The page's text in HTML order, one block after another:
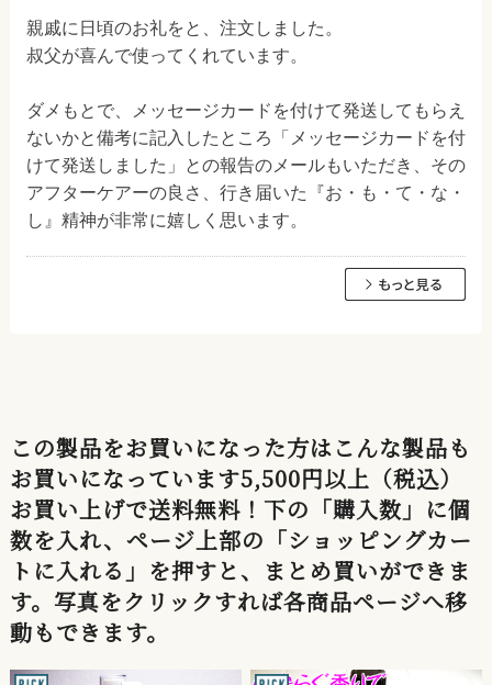
親戚に日頃のお礼をと、注文しました。
叔父が喜んで使ってくれています。
ダメもとで、メッセージカードを付けて発送してもらえ
ないかと備考に記入したところ「メッセージカードを付
けて発送しました」との報告のメールもいただき、その
アフターケアーの良さ、行き届いた『お・も・て・な・
し』精神が非常に嬉しく思います。
この製品をお買いになった方はこんな製品も
お買いになっています5,500円以上（税込）
お買い上げで送料無料！下の「購入数」に個
数を入れ、ページ上部の「ショッピングカー
トに入れる」を押すと、まとめ買いができま
す。写真をクリックすれば各商品ページへ移
動もできます。